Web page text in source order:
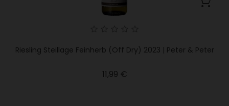
Riesling Steillage Feinherb (Off Dry) 2023 | Peter & Peter
11,99 €